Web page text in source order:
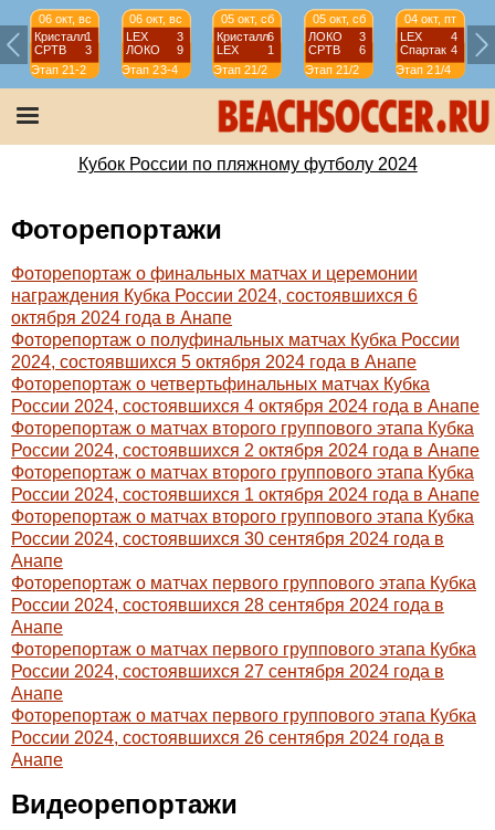
06 окт, вс
Кристалл1
СРТВ
3
Этап 21-2
06 окт, вс
LEX
3
ЛОКО
9
Этап 23-4
05 окт, сб
Кристалл6
LEX
1
Этап 21/2
05 окт, сб
ЛОКО
3
СРТВ
6
Этап 21/2
04 окт, пт
LEX
4
Спартак 4
Этап 21/4
Кубок России по пляжному футболу 2024
Фоторепортажи
Фоторепортаж о финальных матчах и церемонии
награждения Кубка России 2024, состоявшихся 6
октября 2024 года в Анапе
Фоторепортаж о полуфинальных матчах Кубка России
2024, состоявшихся 5 октября 2024 года в Анапе
Фоторепортаж о четвертьфинальных матчах Кубка
России 2024, состоявшихся 4 октября 2024 года в Анапе
Фоторепортаж о матчах второго группового этапа Кубка
России 2024, состоявшихся 2 октября 2024 года в Анапе
Фоторепортаж о матчах второго группового этапа Кубка
России 2024, состоявшихся 1 октября 2024 года в Анапе
Фоторепортаж о матчах второго группового этапа Кубка
России 2024, состоявшихся 30 сентября 2024 года в
Анапе
Фоторепортаж о матчах первого группового этапа Кубка
России 2024, состоявшихся 28 сентября 2024 года в
Анапе
Фоторепортаж о матчах первого группового этапа Кубка
России 2024, состоявшихся 27 сентября 2024 года в
Анапе
Фоторепортаж о матчах первого группового этапа Кубка
России 2024, состоявшихся 26 сентября 2024 года в
Анапе
Видеорепортажи